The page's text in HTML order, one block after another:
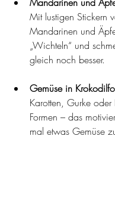
Mit lustigen Stickern
Mandarinen und
„Wichteln“ und
gleich noch besser.
Gemüse in
Karotten, Gurke
Formen – das
mal etwas Gemüse